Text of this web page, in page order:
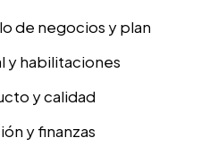
de negocios y plan
y habilitaciones
y calidad
y finanzas